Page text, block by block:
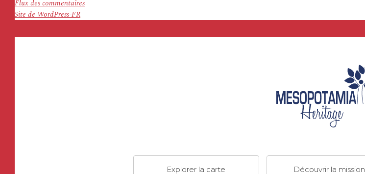
Flux des commentaires
Site de WordPress-FR
Explorer la carte Découvrir la mission